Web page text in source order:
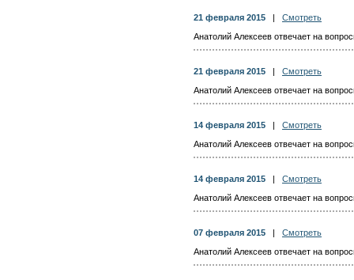
21 февраля 2015
Смотреть
Анатолий Алексеев отвечает на
21 февраля 2015
Смотреть
Анатолий Алексеев отвечает на
14 февраля 2015
Смотреть
Анатолий Алексеев отвечает на
14 февраля 2015
Смотреть
Анатолий Алексеев отвечает на
07 февраля 2015
Смотреть
Анатолий Алексеев отвечает на